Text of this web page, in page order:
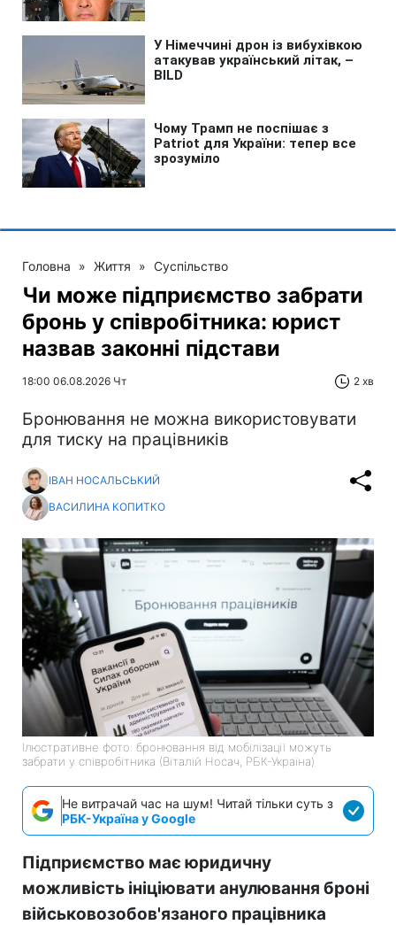
Головна » Життя » Суспільство
Чи може підприємство забрати
бронь у співробітника: юрист
назвав законні підстави
18:00 06.08.2026 Чт 2 хв
Бронювання не можна використовувати
для тиску на працівників
ІВАН НОСАЛЬСЬКИЙ
ВАСИЛИНА КОПИТКО
Ілюстративне фото: бронювання від мобілізації можуть
забрати у співробітника (Віталій Носач, РБК-Україна)
Не витрачай час на шум! Читай тільки суть з
РБК-Україна у Google
Підприємство має юридичну
можливість ініціювати анулювання броні
військовозобов'язаного працівника